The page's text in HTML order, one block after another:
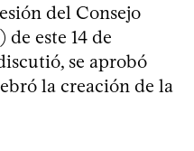
del Consejo
este 14 de
se aprobó
la creación de la